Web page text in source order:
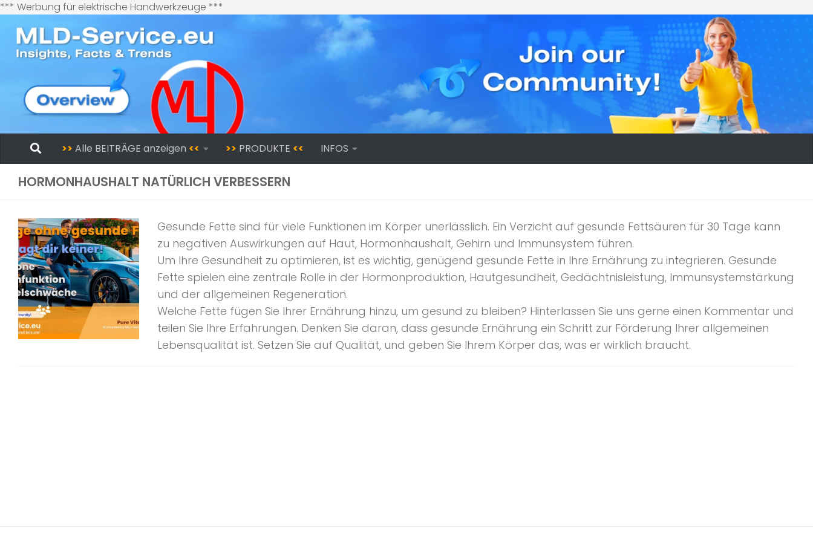
*** Werbung für elektrische Handwerkzeuge ***
Inhalt
springen
Zum Inhalt springen
>> Alle BEITRÄGE anzeigen << >> PRODUKTE << INFOS
HORMONHAUSHALT NATÜRLICH VERBESSERN
Gesunde Fette sind für viele Funktionen im Körper unerlässlich. Ein Verzicht auf gesunde Fettsäuren für 30 Tage kann
zu negativen Auswirkungen auf Haut, Hormonhaushalt, Gehirn und Immunsystem führen.
Um Ihre Gesundheit zu optimieren, ist es wichtig, genügend gesunde Fette in Ihre Ernährung zu integrieren. Gesunde
Fette spielen eine zentrale Rolle in der Hormonproduktion, Hautgesundheit, Gedächtnisleistung, Immunsystemstärkung
und der allgemeinen Regeneration.
Welche Fette fügen Sie Ihrer Ernährung hinzu, um gesund zu bleiben? Hinterlassen Sie uns gerne einen Kommentar und
teilen Sie Ihre Erfahrungen. Denken Sie daran, dass gesunde Ernährung ein Schritt zur Förderung Ihrer allgemeinen
Lebensqualität ist. Setzen Sie auf Qualität, und geben Sie Ihrem Körper das, was er wirklich braucht.